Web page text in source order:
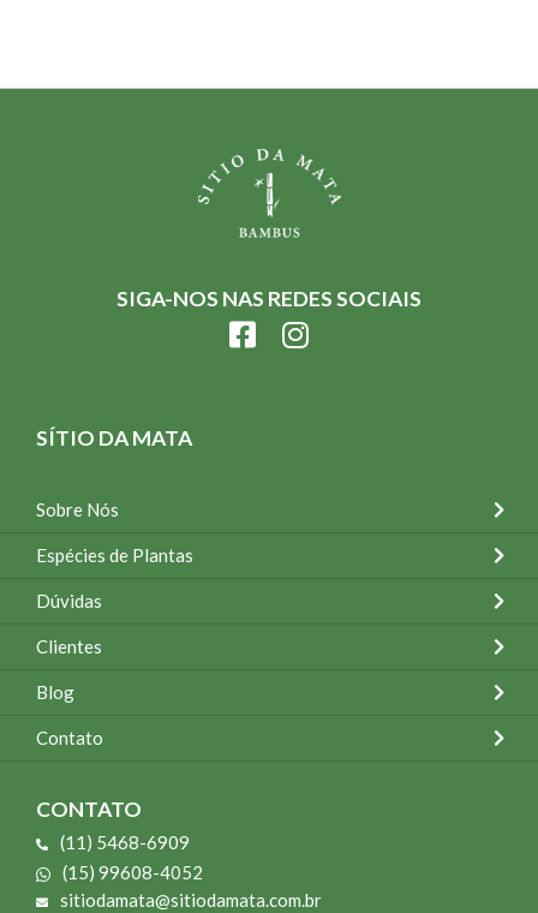
SIGA-NOS NAS REDES SOCIAIS
SÍTIO DA MATA
Sobre Nós
Espécies de Plantas
Dúvidas
Clientes
Blog
Contato
CONTATO
(11) 5468-6909
(15) 99608-4052
sitiodamata@sitiodamata.com.br